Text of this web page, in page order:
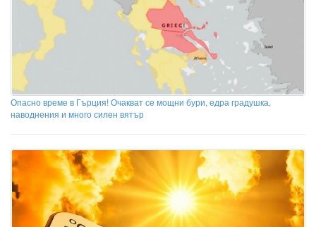
Опасно време в Гърция! Очакват се мощни бури, едра градушка,
наводнения и много силен вятър